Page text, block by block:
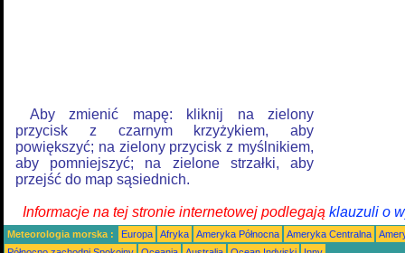
Aby zmienić mapę: kliknij na zielony
przycisk z czarnym krzyżykiem, aby
powiększyć; na zielony przycisk z myślnikiem,
aby pomniejszyć; na zielone strzałki, aby
przejść do map sąsiednich.
Informacje na tej stronie internetowej podlegają klauzuli o
Meteorologia morska : Europa Afryka Ameryka Północna Ameryka Centralna